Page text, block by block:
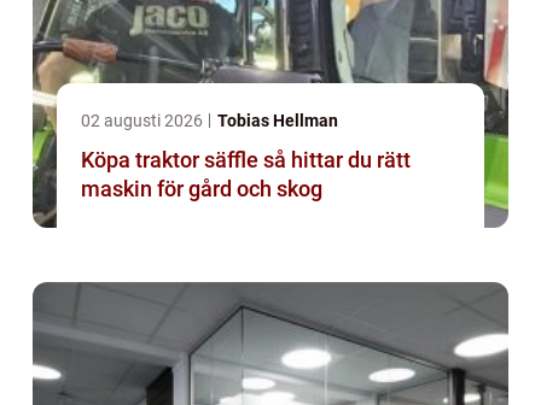
02 augusti 2026 Tobias Hellman
Köpa traktor säffle så hittar du rätt
maskin för gård och skog